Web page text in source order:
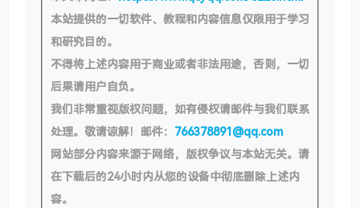
本站提供的一切软件、教程和内容信息仅限用于学习
和研究目的。
不得将上述内容用于商业或者非法用途，否则，一切
后果请用户自负。
我们非常重视版权问题，如有侵权请邮件与我们联系
处理。敬请谅解！邮件： 766378891@qq.com
网站部分内容来源于网络，版权争议与本站无关。请
在下载后的24小时内从您的设备中彻底删除上述内
容。